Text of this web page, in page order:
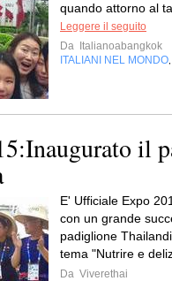
quando attorno al
Leggere il seguito
Da
Italianoabangkok
ITALIANI NEL MONDO
il
E' Ufficiale Expo
con un grande
padiglione
tema "Nutrire e
Da Viverethai